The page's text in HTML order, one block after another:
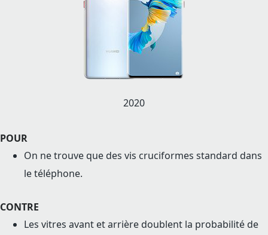
2020
POUR
On ne trouve que des vis cruciformes standard dans
le téléphone.
CONTRE
Les vitres avant et arrière doublent la probabilité de